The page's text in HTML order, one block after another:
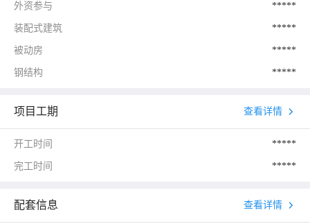
外资参与 *****
装配式建筑 *****
被动房 *****
钢结构 *****
项目工期 查看详情
开工时间 *****
完工时间 *****
配套信息 查看详情